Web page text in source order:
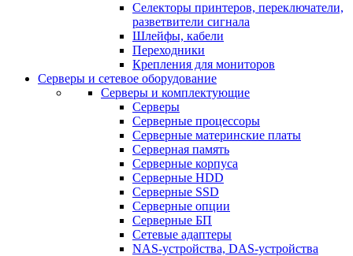
Селекторы принтеров, переключатели,
разветвители сигнала
Шлейфы, кабели
Переходники
Крепления для мониторов
Серверы и сетевое оборудование
Серверы и комплектующие
Серверы
Серверные процессоры
Серверные материнские платы
Серверная память
Серверные корпуса
Серверные HDD
Серверные SSD
Серверные опции
Серверные БП
Сетевые адаптеры
NAS-устройства, DAS-устройства